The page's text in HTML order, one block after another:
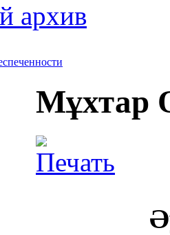
архив
Мұхтар